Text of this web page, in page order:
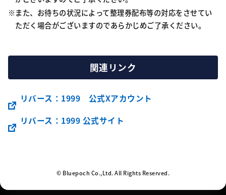
また、お待ちの状況によって整理券配布等の対応をさせてい
ただく場合がございますのであらかじめご了承ください。
関連リンク
リバース：1999 公式Xアカウント
リバース：1999 公式サイト
© Bluepoch Co.,Ltd. All Rights Reserved.